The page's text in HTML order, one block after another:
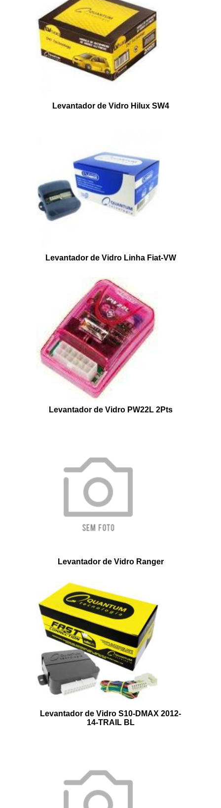
Levantador de Vidro Hilux SW4
Levantador de Vidro Linha Fiat-VW
Levantador de Vidro PW22L 2Pts
Levantador de Vidro Ranger
Levantador de Vidro S10-DMAX 2012-
14-TRAIL BL